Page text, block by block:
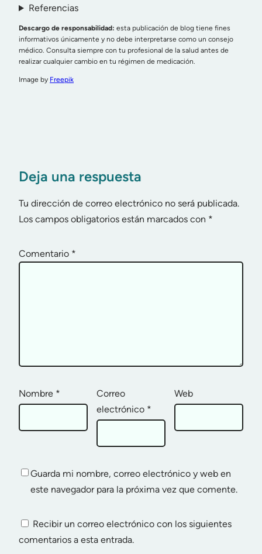
Referencias
Descargo de responsabilidad: esta publicación de blog tiene fines
informativos únicamente y no debe interpretarse como un consejo
médico. Consulta siempre con tu profesional de la salud antes de
realizar cualquier cambio en tu régimen de medicación.
Image by Freepik
Deja una respuesta
Tu dirección de correo electrónico no será publicada.
Los campos obligatorios están marcados con *
Comentario *
Nombre *
Correo
electrónico *
Web
Guarda mi nombre, correo electrónico y web en
este navegador para la próxima vez que comente.
Recibir un correo electrónico con los siguientes
comentarios a esta entrada.